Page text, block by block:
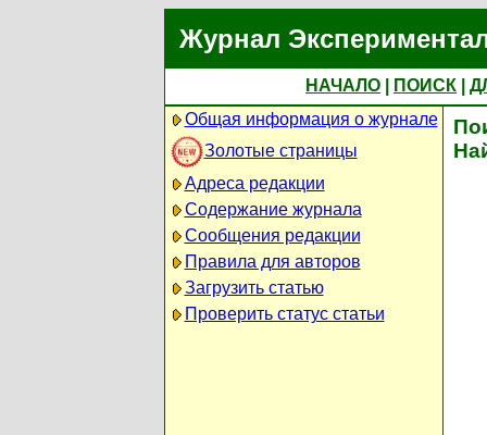
Журнал
НАЧАЛО ПОИСК
Общая информация о журнале
Золотые страницы
Адреса редакции
Содержание журнала
Сообщения редакции
Правила для авторов
Загрузить статью
Проверить статус статьи